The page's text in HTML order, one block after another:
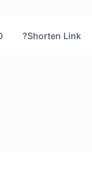
?Shorten Link